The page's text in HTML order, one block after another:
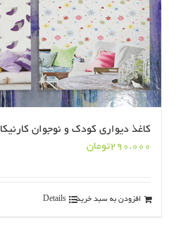
کاغذ دیواری کودک و نوجوان کارنیکا Karnika
290.000تومان
افزودن به سبد خرید Details